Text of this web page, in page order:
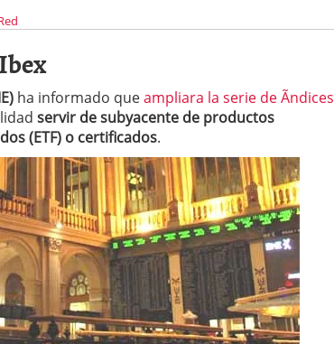
pymes: la obligación que muchas empresas
demasiado tarde 20/07/2026
Deben Saber los Traders Mexicanos Antes de
proceso tradicional: ventajas reales para pymes
mÃ©dica cuando trabajas por cuenta propia
ha informado queampliara la serie de Ã­ndices
servir de subyacente de productos
(ETF) o certificados.